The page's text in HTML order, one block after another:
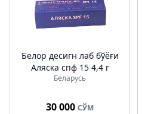
Белор десигн лаб бўёғи
Аляска спф 15 4,4 г
Беларусь
30 000 СЎМ